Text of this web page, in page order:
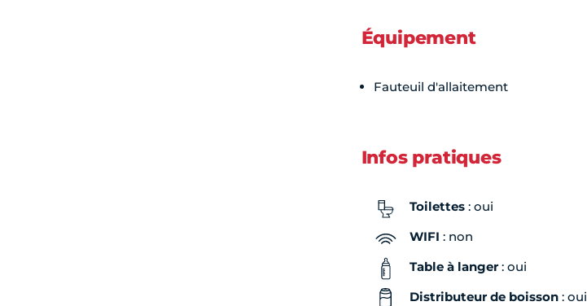
Équipement
Fauteuil d'allaitement
Infos pratiques
Toilettes: oui
WIFI : non
Table à langer: oui
Distributeur de boisson: oui